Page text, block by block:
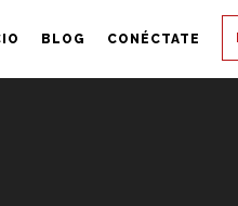
BLOG CONÉCTATE